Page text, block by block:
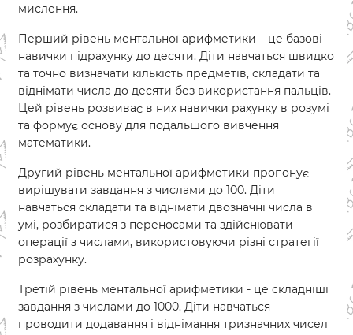
мислення.
Перший рівень ментальної арифметики – це базові
навички підрахунку до десяти. Діти навчаться швидко
та точно визначати кількість предметів, складати та
віднімати числа до десяти без використання пальців.
Цей рівень розвиває в них навички рахунку в розумі
та формує основу для подальшого вивчення
математики.
Другий рівень ментальної арифметики пропонує
вирішувати завдання з числами до 100. Діти
навчаться складати та віднімати двозначні числа в
умі, розбиратися з переносами та здійснювати
операції з числами, використовуючи різні стратегії
розрахунку.
Третій рівень ментальної арифметики - це складніші
завдання з числами до 1000. Діти навчаться
проводити додавання і віднімання тризначних чисел